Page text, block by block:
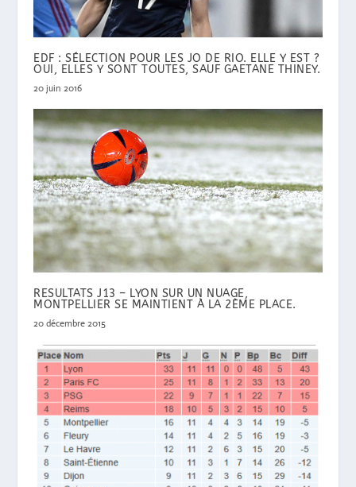
EDF : SÉLECTION POUR LES JO DE RIO. ELLE Y EST ?
OUI, ELLES Y SONT TOUTES, SAUF GAETANE THINEY.
20 juin 2016
RESULTATS J13 – LYON SUR UN NUAGE,
MONTPELLIER SE MAINTIENT À LA 2ÈME PLACE.
20 décembre 2015